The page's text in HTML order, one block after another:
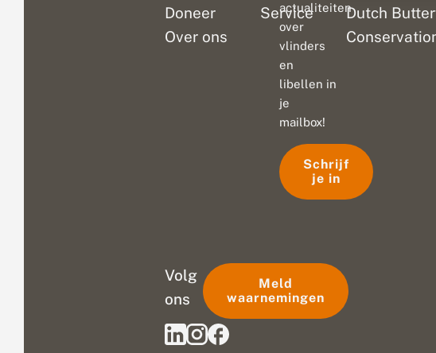
Doneer
Over ons
Service
Dutch
actualiteiten
over
vlinders
en
libellen in
je
mailbox!
Schrijf
je in
Volg
ons
Meld
waarnemingen